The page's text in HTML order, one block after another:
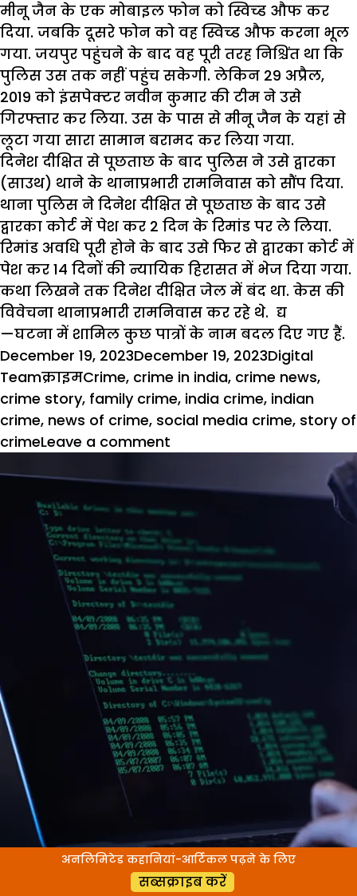
मीनू जैन के एक मोबाइल फोन को स्विच्ड औफ कर
दिया. जबकि दूसरे फोन को वह स्विच्ड औफ करना भूल
गया. जयपुर पहुंचने के बाद वह पूरी तरह निश्चिंत था कि
पुलिस उस तक नहीं पहुंच सकेगी. लेकिन 29 अप्रैल,
2019 को इंसपेक्टर नवीन कुमार की टीम ने उसे
गिरफ्तार कर लिया. उस के पास से मीनू जैन के यहां से
लूटा गया सारा सामान बरामद कर लिया गया.
दिनेश दीक्षित से पूछताछ के बाद पुलिस ने उसे द्वारका
(साउथ) थाने के थानाप्रभारी रामनिवास को सौंप दिया.
थाना पुलिस ने दिनेश दीक्षित से पूछताछ के बाद उसे
द्वारका कोर्ट में पेश कर 2 दिन के रिमांड पर ले लिया.
रिमांड अवधि पूरी होने के बाद उसे फिर से द्वारका कोर्ट में
पेश कर 14 दिनों की न्यायिक हिरासत में भेज दिया गया.
कथा लिखने तक दिनेश दीक्षित जेल में बंद था. केस की
विवेचना थानाप्रभारी रामनिवास कर रहे थे. द्य
—घटना में शामिल कुछ पात्रों के नाम बदल दिए गए हैं.
Posted
on
December 19, 2023December 19, 2023Author
Digital
TeamCategories
क्राइमTags
Crime, crime in india, crime news,
crime story, family crime, india crime, indian
crime, news of crime, social media crime, story of
crimeLeave a comment
मीडिया
की
और
अनजाना
क्राइम
‘लाइक’ के नाम पर 37 अरब की ठगी
दिल्ली के लक्ष्मीनगर के रहने वाले गौरव अरोड़ा नोएडा
अनलिमिटेड कहानियां-आर्टिकल पढ़ने के लिए
सब्सक्राइब करें